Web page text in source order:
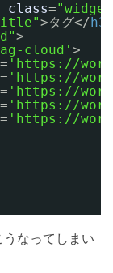
class=
>タグ</h3
>
cloud' >
= 'https://
= 'https://
= 'https://
= 'https://
= 'https://
うなってしまい